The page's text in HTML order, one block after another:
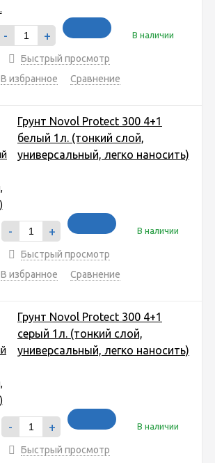
- + В наличии
Быстрый просмотр
В избранное
Сравнение
Грунт Novol Protect 300 4+1
белый 1л. (тонкий слой,
универсальный, легко наносить)
- + В наличии
Быстрый просмотр
В избранное
Сравнение
Грунт Novol Protect 300 4+1
серый 1л. (тонкий слой,
универсальный, легко наносить)
- + В наличии
Быстрый просмотр